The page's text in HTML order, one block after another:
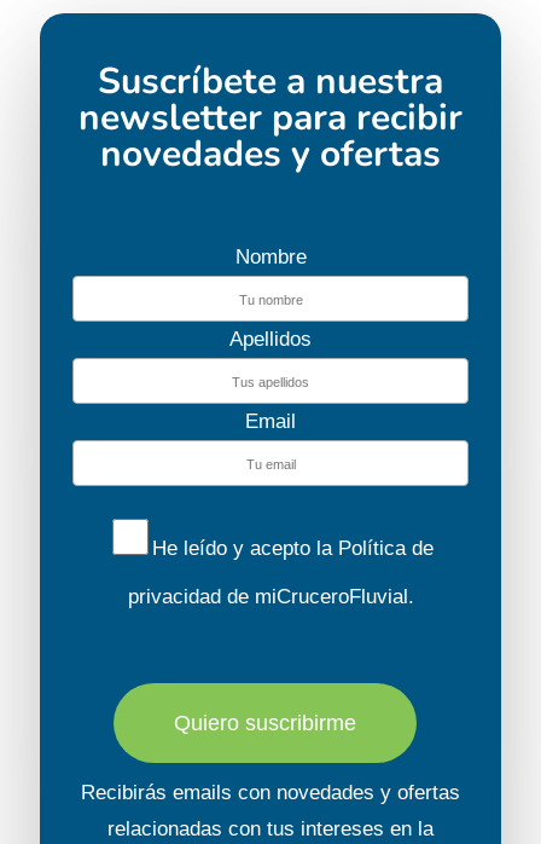
Dancer 3
Cygnet WHS
Descubre el barco
Suscríbete a nuestra
newsletter para recibir
novedades y ofertas
Nombre
Apellidos
Email
He leído y acepto la Política de
privacidadde miCruceroFluvial.
Quiero suscribirme
Recibirás emails con novedades y ofertas
relacionadas con tus intereses en la